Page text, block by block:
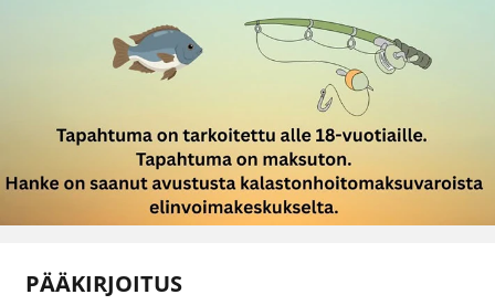
PÄÄKIRJOITUS